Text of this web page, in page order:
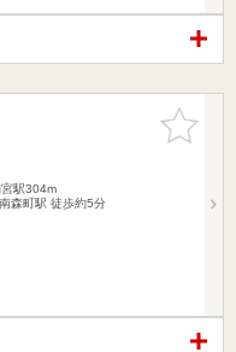
お気に入
りに追加
駅304m
森町駅 徒歩約5分